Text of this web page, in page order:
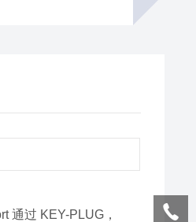
通过 KEY-PLUG，